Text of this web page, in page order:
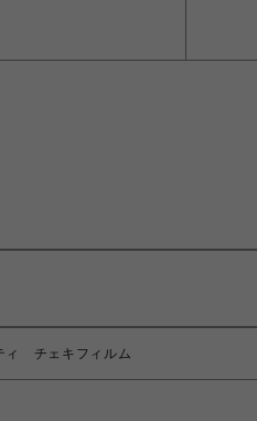
ィ チェキフィルム